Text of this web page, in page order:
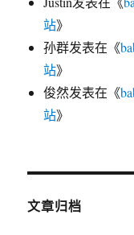
站》
孙群发表在《
站》
俊然发表在《
站》
文章归档